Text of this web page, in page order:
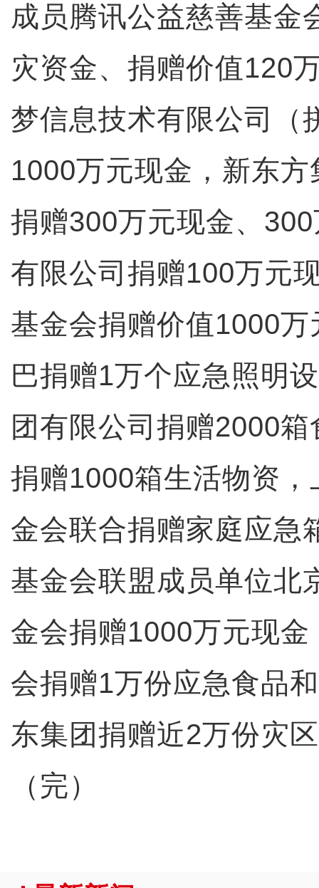
成员腾讯公益慈善基金
灾资金、捐赠价值120
梦信息技术有限公司（
1000万元现金，新东
捐赠300万元现金、
有限公司捐赠100万元
基金会捐赠价值1000
巴捐赠1万个应急照明
团有限公司捐赠2000
捐赠1000箱生活物资
金会联合捐赠家庭应急
基金会联盟成员单位北
金会捐赠1000万元现
会捐赠1万份应急食品
东集团捐赠近2万份灾
（完）